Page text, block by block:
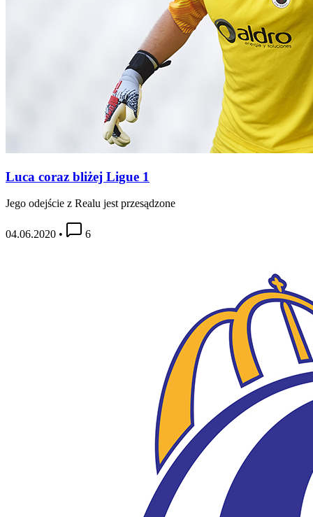
Luca coraz bliżej Ligue 1
Jego odejście z Realu jest przesądzone
04.06.2020 • 6